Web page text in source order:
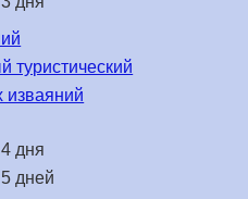
туристический
изваяний
дня
дней